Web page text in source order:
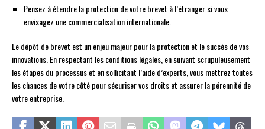
Pensez à étendre la protection de votre brevet à l’étranger si vous
envisagez une commercialisation internationale.
Le dépôt de brevet est un enjeu majeur pour la protection et le succès de vos
innovations. En respectant les conditions légales, en suivant scrupuleusement
les étapes du processus et en sollicitant l’aide d’experts, vous mettrez toutes
les chances de votre côté pour sécuriser vos droits et assurer la pérennité de
votre entreprise.